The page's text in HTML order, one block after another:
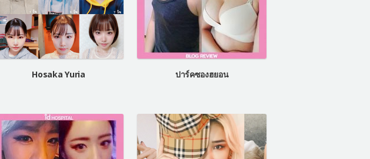
Hosaka Yuria ปาร์คซองฮยอน